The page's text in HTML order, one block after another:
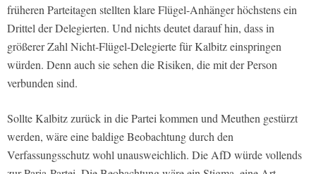
früheren Parteitagen stellten klare Flügel-Anhänger höchstens ein
Drittel der Delegierten. Und nichts deutet darauf hin, dass in
größerer Zahl Nicht-Flügel-Delegierte für Kalbitz einspringen
würden. Denn auch sie sehen die Risiken, die mit der Person
verbunden sind.
Sollte Kalbitz zurück in die Partei kommen und Meuthen gestürzt
werden, wäre eine baldige Beobachtung durch den
Verfassungsschutz wohl unausweichlich. Die AfD würde vollends